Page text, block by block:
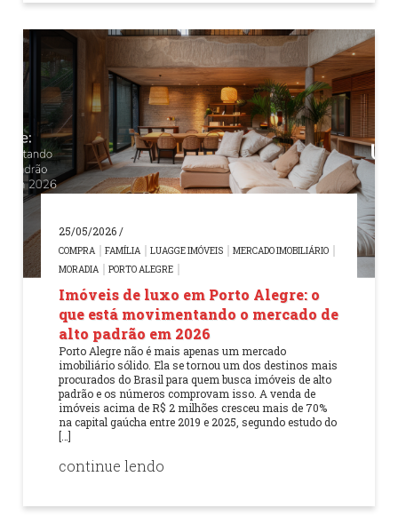
25/05/2026 /
COMPRA FAMÍLIA LUAGGE IMÓVEIS
MERCADO IMOBILIÁRIO
MORADIA
PORTO ALEGRE
Imóveis de luxo em Porto Alegre: o
que está movimentando o mercado de
alto padrão em 2026
Porto Alegre não é mais apenas um mercado
imobiliário sólido. Ela se tornou um dos destinos mais
procurados do Brasil para quem busca imóveis de alto
padrão e os números comprovam isso. A venda de
imóveis acima de R$ 2 milhões cresceu mais de 70%
na capital gaúcha entre 2019 e 2025, segundo estudo do
[…]
continue lendo